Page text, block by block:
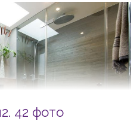
42 фото